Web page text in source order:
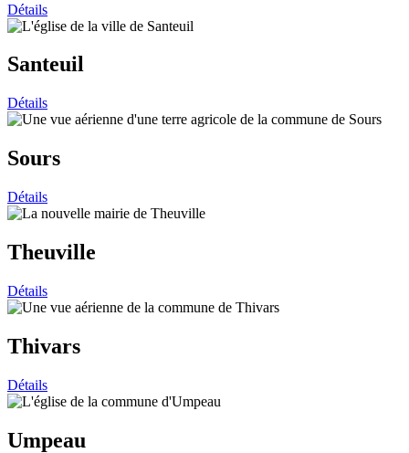
Détails
Santeuil
Détails
Sours
Détails
Theuville
Détails
Thivars
Détails
Umpeau